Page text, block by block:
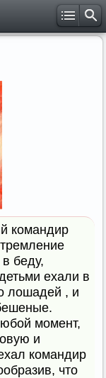
командир
беду,
ехали в
лошадей , и
момент,
и
командир
что